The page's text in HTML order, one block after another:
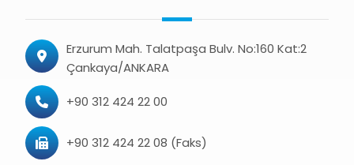
Erzurum Mah. Talatpaşa Bulv. No:160 Kat:2
Çankaya/ANKARA
+90 312 424 22 00
+90 312 424 22 08 (Faks)